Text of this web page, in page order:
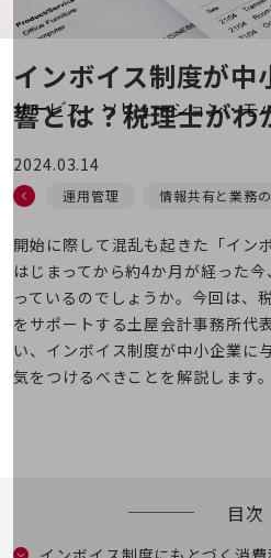
サービス・ソリューション・モ
サービス・ソリューションTOP
DXに関する課題を解決する
サービス・ソリューションをご紹介
カテゴリーで探すTOP
ネットワーク・モバイル
クラウド・データセンター
電話・映像コミュニケーション
インボイス制度が中
響とは？税理士がわ
2024.03.14
運用管理 情報共有と業務
開始に際して混乱も起きた「イン
はじまってから約4か月が経った
っているのでしょうか。今回は、
をサポートする土屋会計事務所代
い、インボイス制度が中小企業に
気をつけるべきことを解説します。
目次